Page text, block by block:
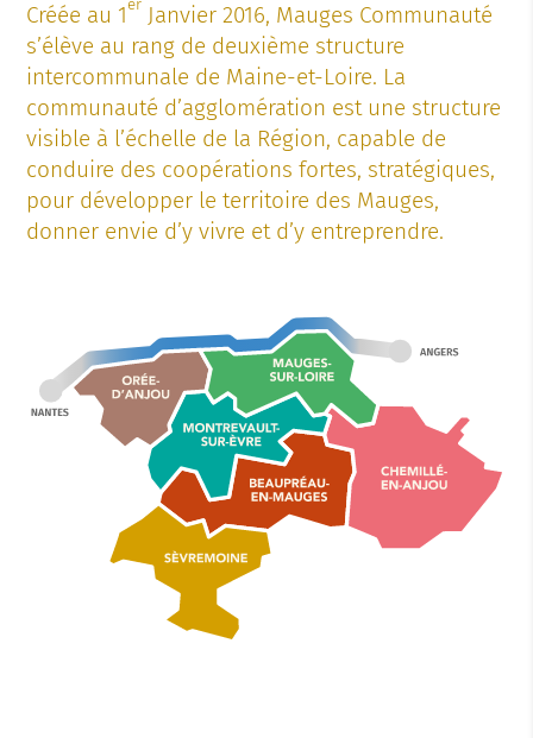
Créée au 1er Janvier 2016, Mauges Communauté
s’élève au rang de deuxième structure
intercommunale de Maine-et-Loire. La
communauté d’agglomération est une structure
visible à l’échelle de la Région, capable de
conduire des coopérations fortes, stratégiques,
pour développer le territoire des Mauges,
donner envie d’y vivre et d’y entreprendre.